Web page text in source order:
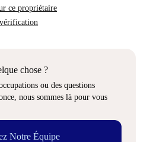
ce propriétaire
chose ?
ou des questions
nous sommes là pour vous
Notre Équipe